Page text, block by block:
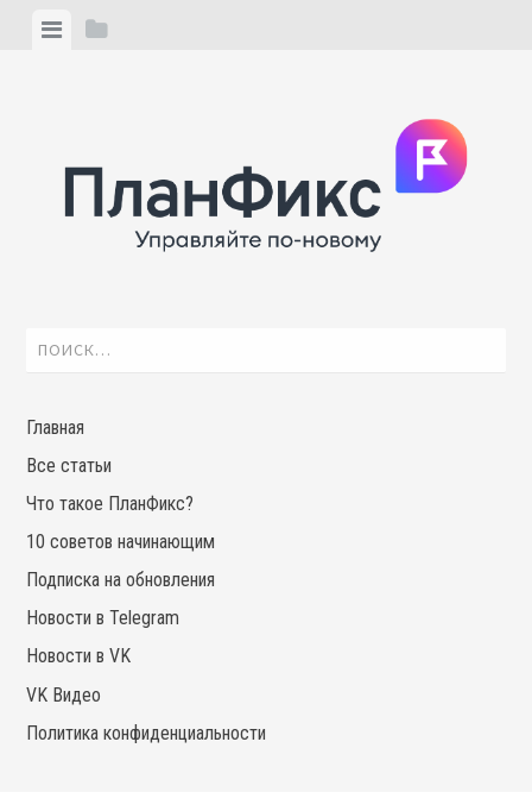
ViewView
Найти:
Главная
Все статьи
Что такое ПланФикс?
10 советов начинающим
Подписка на обновления
Новости в Telegram
Новости в VK
VK Видео
Политика конфиденциальности